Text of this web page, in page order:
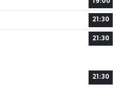
21:30
21:30
21:30